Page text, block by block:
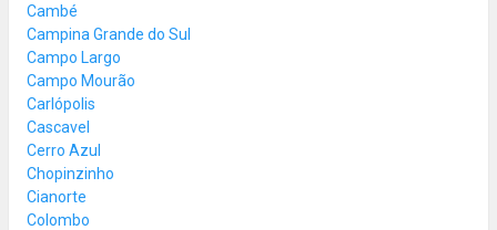
Cambé
Campina Grande do Sul
Campo Largo
Campo Mourão
Carlópolis
Cascavel
Cerro Azul
Chopinzinho
Cianorte
Colombo